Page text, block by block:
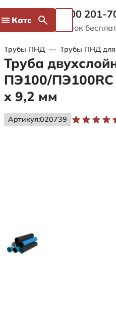
Каталог 8 800 201-
Звонок
Трубы ПНД — Трубы ПНД для
Труба
ПЭ100/ПЭ100RC
х 9,2 мм
Артикул:020739